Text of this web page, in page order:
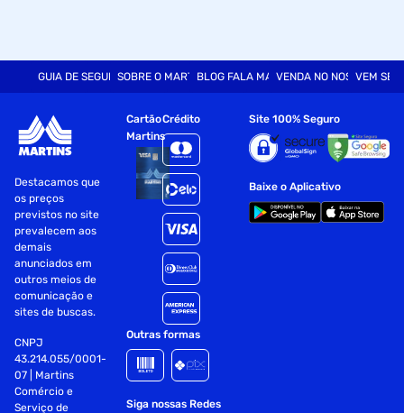
GUIA DE SEGURANÇASOBRE O MARTINSBLOG FALA MARTVENDA NO NOSSO SITE
VEM SER
Destacamos que
os preços
previstos no site
prevalecem aos
demais
anunciados em
outros meios de
comunicação e
sites de buscas.
CNPJ
43.214.055/0001-
07 | Martins
Comércio e
Serviço de
Cartão
Martins
Crédito
Outras formas
Siga nossas Redes
Site 100% Seguro
Baixe o Aplicativo